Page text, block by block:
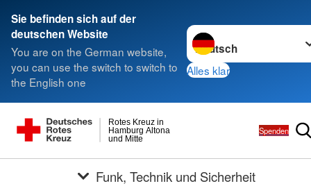
Sie befinden sich auf der
deutschen Website
You are on the German website,
you can use the switch to switch to
the English one
Sprache wechseln zu
Alles klar
und Mitte
Hamburg Altona
Rotes Kreuz in
Spenden
Funk, Technik und Sicherheit